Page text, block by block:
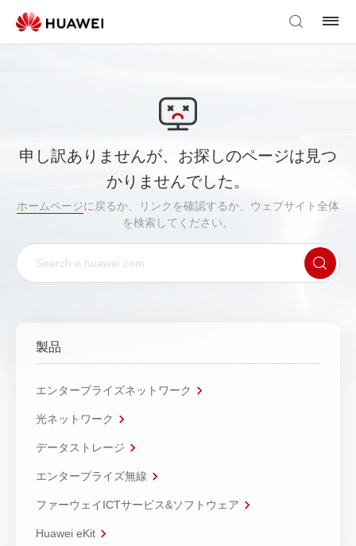
申し訳ありませんが、お探しのページは見つ
かりませんでした。
ホームページに戻るか、リンクを確認するか、ウェブサイト全体
を検索してください。
製品
エンタープライズネットワーク
光ネットワーク
データストレージ
エンタープライズ無線
ファーウェイICTサービス&ソフトウェア
Huawei eKit